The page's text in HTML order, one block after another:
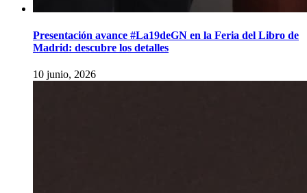
Presentación avance #La19deGN en la Feria del Libro de
Madrid: descubre los detalles
10 junio, 2026